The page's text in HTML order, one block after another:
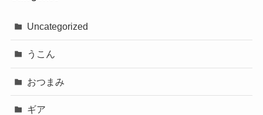
Uncategorized
うこん
おつまみ
ギア